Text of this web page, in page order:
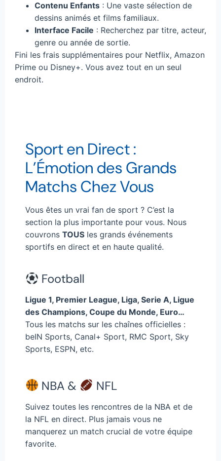
Contenu Enfants : Une vaste sélection de
dessins animés et films familiaux.
Interface Facile : Recherchez par titre, acteur,
genre ou année de sortie.
Fini les frais supplémentaires pour Netflix, Amazon
Prime ou Disney+. Vous avez tout en un seul
endroit.
Sport en Direct :
L’Émotion des Grands
Matchs Chez Vous
Vous êtes un vrai fan de sport ? C’est la
section la plus importante pour vous. Nous
couvrons TOUS les grands événements
sportifs en direct et en haute qualité.
Football
Ligue 1, Premier League, Liga, Serie A, Ligue
des Champions, Coupe du Monde, Euro…
Tous les matchs sur les chaînes officielles :
beIN Sports, Canal+ Sport, RMC Sport, Sky
Sports, ESPN, etc.
NBA & NFL
Suivez toutes les rencontres de la NBA et de
la NFL en direct. Plus jamais vous ne
manquerez un match crucial de votre équipe
favorite.